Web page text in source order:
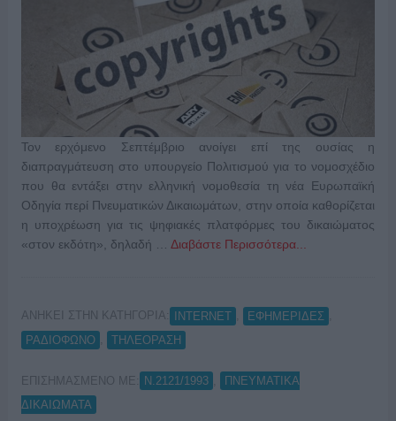
Τον ερχόμενο Σεπτέμβριο ανοίγει επί της ουσίας η
διαπραγμάτευση στο υπουργείο Πολιτισμού για το νομοσχέδιο
που θα εντάξει στην ελληνική νομοθεσία τη νέα Ευρωπαϊκή
Οδηγία περί Πνευματικών Δικαιωμάτων, στην οποία καθορίζεται
η υποχρέωση για τις ψηφιακές πλατφόρμες του δικαιώματος
«στον εκδότη», δηλαδή … Διαβάστε Περισσότερα...
ΑΝΗΚΕΙ ΣΤΗΝ ΚΑΤΗΓΟΡΙΑ: INTERNET ΕΦΗΜΕΡΙΔΕΣ
ΡΑΔΙΟΦΩΝΟ
ΤΗΛΕΟΡΑΣΗ
ΕΠΙΣΗΜΑΣΜΕΝΟ ΜΕ: Ν.2121/1993
ΠΝΕΥΜΑΤΙΚΑ
ΔΙΚΑΙΩΜΑΤΑ